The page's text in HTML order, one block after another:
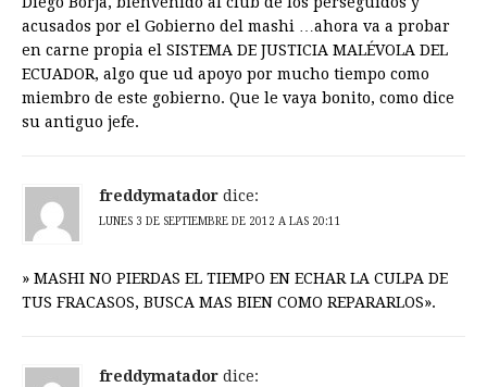
acusados por el Gobierno del mashi …ahora va a probar
en carne propia el SISTEMA DE JUSTICIA MALÉVOLA DEL
ECUADOR, algo que ud apoyo por mucho tiempo como
miembro de este gobierno. Que le vaya bonito, como dice
su antiguo jefe.
freddymatador dice:
LUNES 3 DE SEPTIEMBRE DE 2012 A LAS 20:11
» MASHI NO PIERDAS EL TIEMPO EN ECHAR LA CULPA DE
TUS FRACASOS, BUSCA MAS BIEN COMO REPARARLOS».
freddymatador dice: